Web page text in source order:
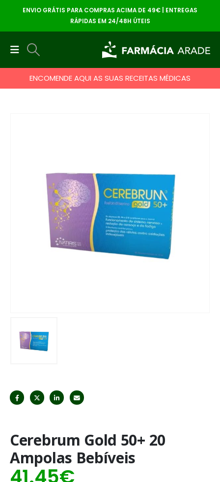
ENVIO GRÁTIS PARA COMPRAS ACIMA DE 49€ | ENTREGAS
RÁPIDAS EM 24/48H ÚTEIS
ENCOMENDE AQUI AS SUAS RECEITAS MÉDICAS
Cerebrum Gold 50+ 20
Ampolas Bebíveis